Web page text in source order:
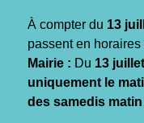
À compter du 13
passent en horaires
Mairie : Du 13
uniquement le
des samedis matin